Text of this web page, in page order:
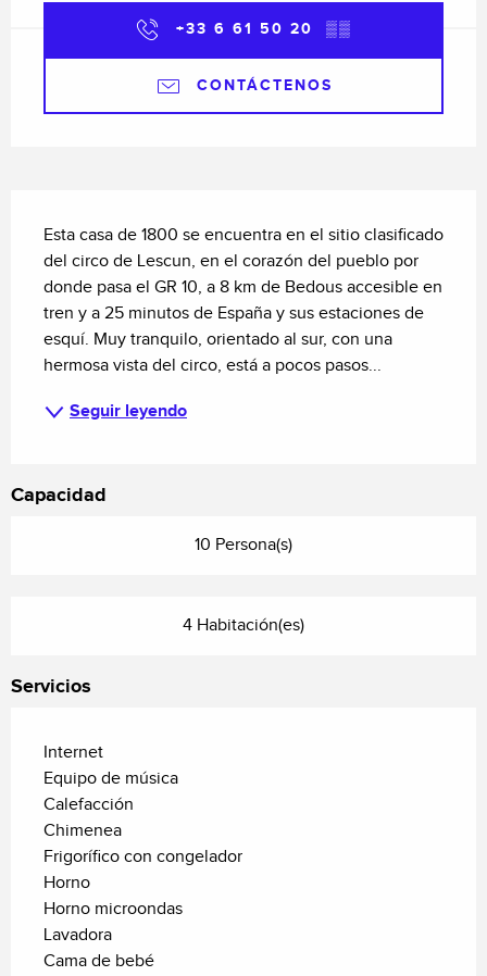
+33 6 61 50 20 ▒▒
CONTÁCTENOS
Esta casa de 1800 se encuentra en el sitio clasificado
del circo de Lescun, en el corazón del pueblo por
donde pasa el GR 10, a 8 km de Bedous accesible en
tren y a 25 minutos de España y sus estaciones de
esquí. Muy tranquilo, orientado al sur, con una
hermosa vista del circo, está a pocos pasos...
Seguir leyendo
Capacidad
10 Persona(s)
4 Habitación(es)
Servicios
Internet
Equipo de música
Calefacción
Chimenea
Frigorífico con congelador
Horno
Horno microondas
Lavadora
Cama de bebé